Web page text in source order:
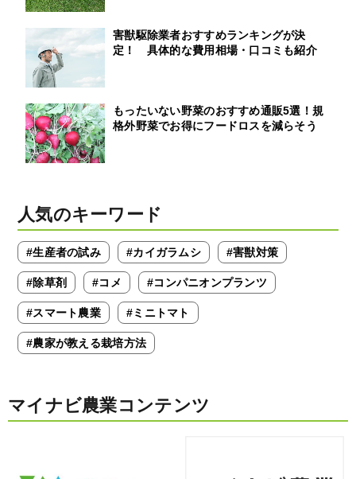
害獣駆除業者おすすめランキングが決
定！ 具体的な費用相場・口コミも紹介
もったいない野菜のおすすめ通販5選！規
格外野菜でお得にフードロスを減らそう
人気のキーワード
#生産者の試み #カイガラムシ #害獣対策
#除草剤 #コメ #コンパニオンプランツ
#スマート農業 #ミニトマト
#農家が教える栽培方法
マイナビ農業コンテンツ